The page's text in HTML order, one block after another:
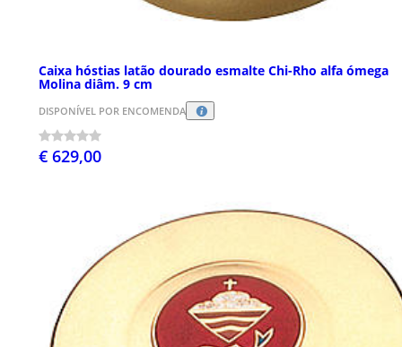
Caixa hóstias latão dourado esmalte Chi-Rho alfa ómega
Molina diâm. 9 cm
DISPONÍVEL POR ENCOMENDA
€ 629,00